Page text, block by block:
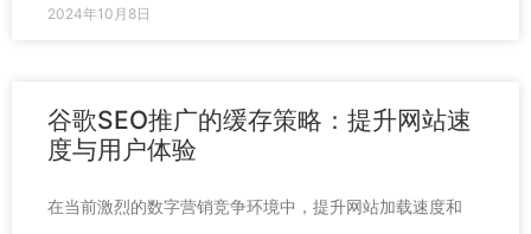
2024年10月8日
谷歌SEO推广的缓存策略：提升网站速
度与用户体验
在当前激烈的数字营销竞争环境中，提升网站加载速度和